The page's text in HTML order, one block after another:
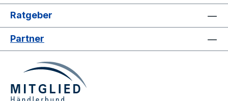
Ratgeber
Partner